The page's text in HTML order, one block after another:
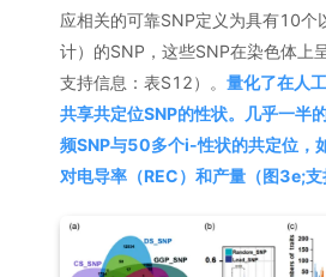
应相关的可靠SNP定义为具有10个
计）的SNP，这些SNP在染色体上
支持信息：表S12）。 量化了在人
共享共定位SNP的性状。几乎一半
频SNP与50多个i-性状的共定位，
对电导率（REC）和产量（图3e;支